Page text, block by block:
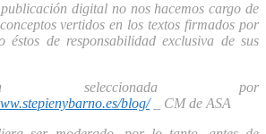
digital no nos hacemos cargo de
vertidos en los textos firmados por
éstos de responsabilidad exclusiva de sus
seleccionada por
blog/
_ CM de ASA